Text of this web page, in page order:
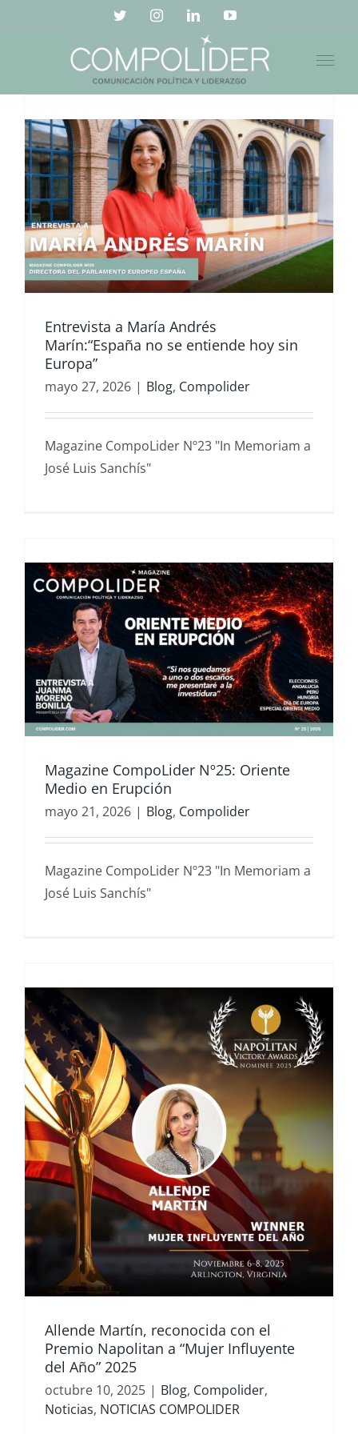
TwitterInstagramLinkedInYouTube
Entrevista a María Andrés
Marín:“España no se entiende hoy sin
Europa”
mayo 27, 2026 | Blog, Compolider
Magazine CompoLider Nº23 "In Memoriam a
José Luis Sanchís"
Magazine CompoLider Nº25: Oriente
Medio en Erupción
mayo 21, 2026 | Blog, Compolider
Magazine CompoLider Nº23 "In Memoriam a
José Luis Sanchís"
Allende Martín, reconocida con el
Premio Napolitan a “Mujer Influyente
del Año” 2025
octubre 10, 2025 | Blog, Compolider,
Noticias, NOTICIAS COMPOLIDER